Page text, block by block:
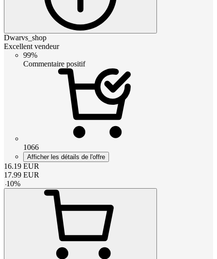
Dwarvs_shop
Excellent vendeur
99%
Commentaire positif
1066
Afficher les détails de l'offre
16.19 EUR
17.99 EUR
-10%